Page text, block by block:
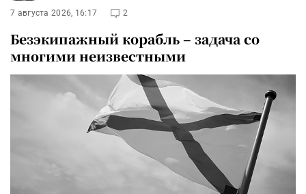
7 августа 2026, 16:17 2
Безэкипажный корабль – задача со
многими неизвестными